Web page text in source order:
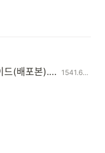
행정공공 웹사이트 구축운영 가이드(배포본).pdf
1541.6KB